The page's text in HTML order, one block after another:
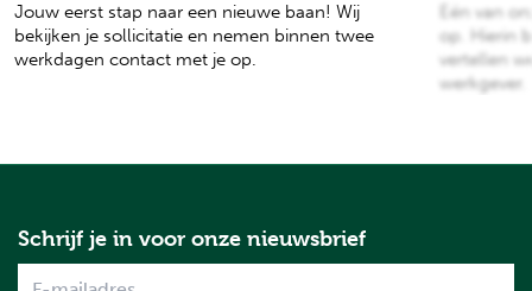
Jouw eerst stap naar een nieuwe baan! Wij
bekijken je sollicitatie en nemen binnen twee
werkdagen contact met je op.
Eén van
op. Hierin
vertellen
werkgever.
Schrijf je in voor onze nieuwsbrief